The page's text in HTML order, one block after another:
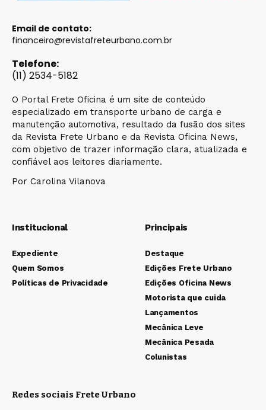
Email de contato:
financeiro@revistafreteurbano.com.br
Telefone:
(11) 2534-5182
O Portal Frete Oficina é um site de conteúdo
especializado em transporte urbano de carga e
manutenção automotiva, resultado da fusão dos sites
da Revista Frete Urbano e da Revista Oficina News,
com objetivo de trazer informação clara, atualizada e
confiável aos leitores diariamente.
Por Carolina Vilanova
Institucional
Expediente
Quem Somos
Políticas de Privacidade
Principais
Destaque
Edições Frete Urbano
Edições Oficina News
Motorista que cuida
Lançamentos
Mecânica Leve
Mecânica Pesada
Colunistas
Redes sociais Frete Urbano